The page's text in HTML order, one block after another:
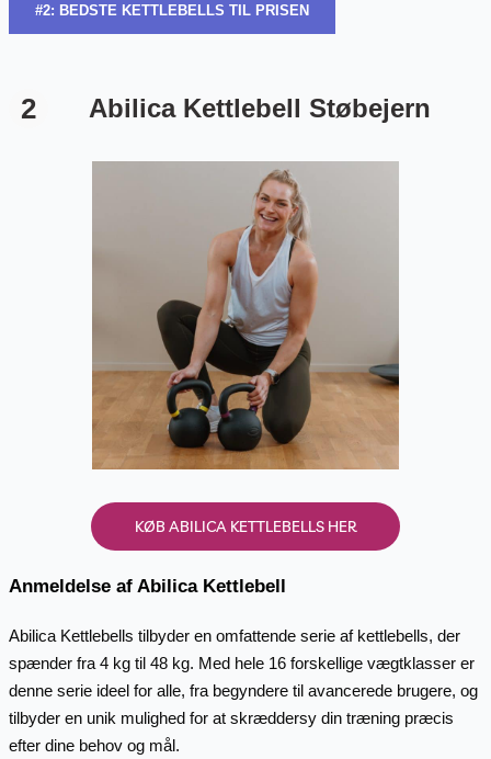
#2: BEDSTE KETTLEBELLS TIL PRISEN
2 Abilica Kettlebell Støbejern
KØB ABILICA KETTLEBELLS HER
Anmeldelse af Abilica Kettlebell
Abilica Kettlebells tilbyder en omfattende serie af kettlebells, der
spænder fra 4 kg til 48 kg. Med hele 16 forskellige vægtklasser er
denne serie ideel for alle, fra begyndere til avancerede brugere, og
tilbyder en unik mulighed for at skræddersy din træning præcis
efter dine behov og mål.